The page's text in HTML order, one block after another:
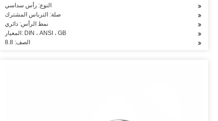
النوع: رأس سداسي
صلة: الترباس المشترك
نمط الرأس: دائري
المعيار: DIN ، ANSI ، GB
الصف: 8.8